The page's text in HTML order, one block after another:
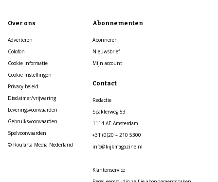
Over ons
Adverteren
Colofon
Cookie informatie
Cookie Instellingen
Privacy beleid
Disclaimer/vrijwaring
Leveringsvoorwaarden
Gebruiksvoorwaarden
Spelvoorwaarden
© Roularta Media Nederland
Abonnementen
Abonneren
Nieuwsbrief
Mijn account
Contact
Redactie
Spaklerweg 53
1114 AE Amsterdam
+31 (0)20 – 210 5300
info@kijkmagazine.nl
Klantenservice